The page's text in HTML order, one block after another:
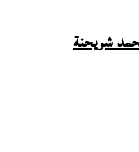
شويحنة